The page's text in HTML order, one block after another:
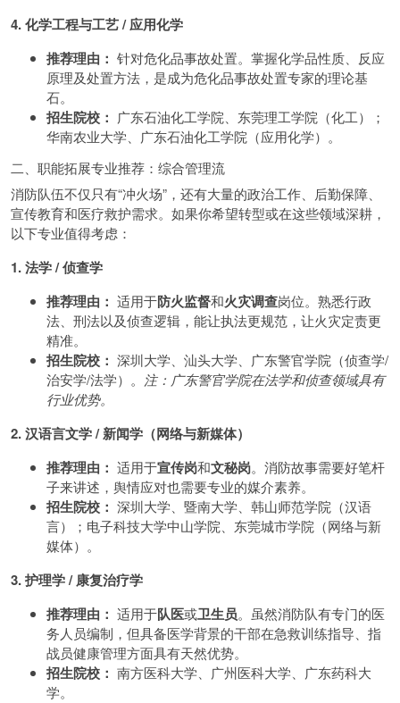
4. 化学工程与工艺 / 应用化学
推荐理由： 针对危化品事故处置。掌握化学品性质、反应
原理及处置方法，是成为危化品事故处置专家的理论基
石。
招生院校： 广东石油化工学院、东莞理工学院（化工）；
华南农业大学、广东石油化工学院（应用化学）。
二、职能拓展专业推荐：综合管理流
消防队伍不仅只有“冲火场”，还有大量的政治工作、后勤保障、
宣传教育和医疗救护需求。如果你希望转型或在这些领域深耕，
以下专业值得考虑：
1. 法学 / 侦查学
推荐理由： 适用于防火监督和火灾调查岗位。熟悉行政
法、刑法以及侦查逻辑，能让执法更规范，让火灾定责更
精准。
招生院校： 深圳大学、汕头大学、广东警官学院（侦查学/
治安学/法学）。 注：广东警官学院在法学和侦查领域具有
行业优势。
2. 汉语言文学 / 新闻学（网络与新媒体）
推荐理由： 适用于宣传岗和文秘岗。消防故事需要好笔杆
子来讲述，舆情应对也需要专业的媒介素养。
招生院校： 深圳大学、暨南大学、韩山师范学院（汉语
言）；电子科技大学中山学院、东莞城市学院（网络与新
媒体）。
3. 护理学 / 康复治疗学
推荐理由： 适用于队医或卫生员。虽然消防队有专门的医
务人员编制，但具备医学背景的干部在急救训练指导、指
战员健康管理方面具有天然优势。
招生院校： 南方医科大学、广州医科大学、广东药科大
学。